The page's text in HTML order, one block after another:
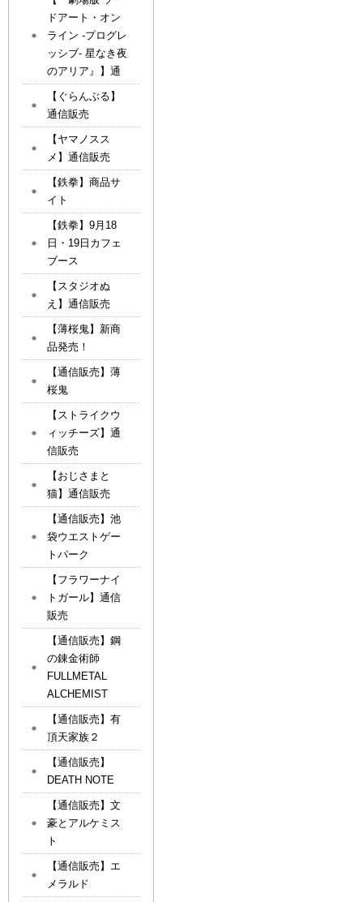
ドアート・オン
ライン -プログレ
ッシブ- 星なき夜
のアリア』】通
【ぐらんぶる】
通信販売
【ヤマノスス
メ】通信販売
【鉄拳】商品サ
イト
【鉄拳】9月18
日・19日カフェ
ブース
【スタジオぬ
え】通信販売
【薄桜鬼】新商
品発売！
【通信販売】薄
桜鬼
【ストライクウ
ィッチーズ】通
信販売
【おじさまと
猫】通信販売
【通信販売】池
袋ウエストゲー
トパーク
【フラワーナイ
トガール】通信
販売
【通信販売】鋼
の錬金術師
FULLMETAL
ALCHEMIST
【通信販売】有
頂天家族２
【通信販売】
DEATH NOTE
【通信販売】文
豪とアルケミス
ト
【通信販売】エ
メラルド